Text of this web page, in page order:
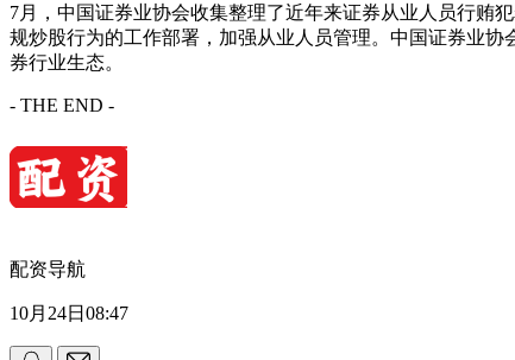
7月，中国证券业协会收集整理了近年来证券从业人员行贿
规炒股行为的工作部署，加强从业人员管理。中国证券业
券行业生态。
- THE END -
配资导航
10月24日08:47